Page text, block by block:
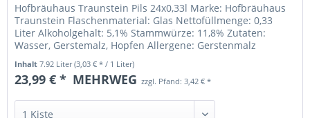
Hofbräuhaus Traunstein Pils 24x0,33l Marke: Hofbräuhaus
Traunstein Flaschenmaterial: Glas Nettofüllmenge: 0,33
Liter Alkoholgehalt: 5,1% Stammwürze: 11,8% Zutaten:
Wasser, Gerstemalz, Hopfen Allergene: Gerstenmalz
Inhalt7.92 Liter(3,03 € * / 1 Liter)
23,99 € * MEHRWEG zzgl. Pfand: 3,42 € *